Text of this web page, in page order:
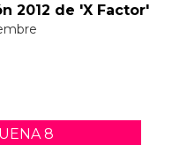
2012 de 'X Factor'
8